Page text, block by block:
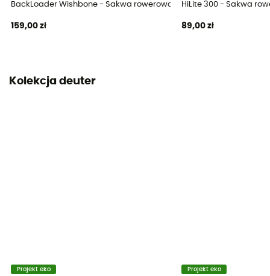
Miejsce montażu sakwy
BackLoader Wishbone - Sakwa rowerowa pod siodełko
159,00 zł
HiLite 300 - Sakwa
89,00 zł
Kolekcja deuter
Projekt eko Projekt eko